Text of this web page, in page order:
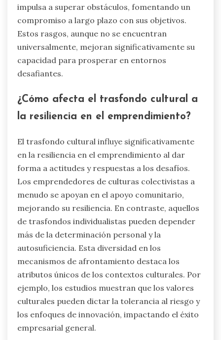
impulsa a superar obstáculos, fomentando un
compromiso a largo plazo con sus objetivos.
Estos rasgos, aunque no se encuentran
universalmente, mejoran significativamente su
capacidad para prosperar en entornos
desafiantes.
¿Cómo afecta el trasfondo cultural a
la resiliencia en el emprendimiento?
El trasfondo cultural influye significativamente
en la resiliencia en el emprendimiento al dar
forma a actitudes y respuestas a los desafíos.
Los emprendedores de culturas colectivistas a
menudo se apoyan en el apoyo comunitario,
mejorando su resiliencia. En contraste, aquellos
de trasfondos individualistas pueden depender
más de la determinación personal y la
autosuficiencia. Esta diversidad en los
mecanismos de afrontamiento destaca los
atributos únicos de los contextos culturales. Por
ejemplo, los estudios muestran que los valores
culturales pueden dictar la tolerancia al riesgo y
los enfoques de innovación, impactando el éxito
empresarial general.